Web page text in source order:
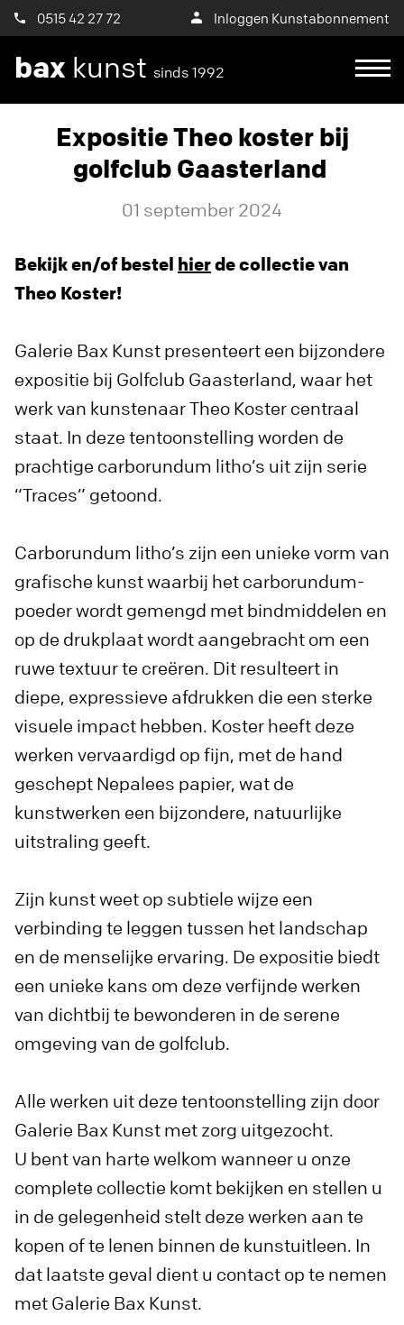
0515 42 27 72 Inloggen Kunstabonnement
bax kunst sinds 1992
Expositie Theo koster bij
golfclub Gaasterland
01 september 2024
Bekijk en/of bestel hierde collectie van
Theo Koster!
Galerie Bax Kunst presenteert een bijzondere
expositie bij Golfclub Gaasterland, waar het
werk van kunstenaar Theo Koster centraal
staat. In deze tentoonstelling worden de
prachtige carborundum litho’s uit zijn serie
“Traces” getoond.
Carborundum litho’s zijn een unieke vorm van
grafische kunst waarbij het carborundum-
poeder wordt gemengd met bindmiddelen en
op de drukplaat wordt aangebracht om een
ruwe textuur te creëren. Dit resulteert in
diepe, expressieve afdrukken die een sterke
visuele impact hebben. Koster heeft deze
werken vervaardigd op fijn, met de hand
geschept Nepalees papier, wat de
kunstwerken een bijzondere, natuurlijke
uitstraling geeft.
Zijn kunst weet op subtiele wijze een
verbinding te leggen tussen het landschap
en de menselijke ervaring. De expositie biedt
een unieke kans om deze verfijnde werken
van dichtbij te bewonderen in de serene
omgeving van de golfclub.
Alle werken uit deze tentoonstelling zijn door
Galerie Bax Kunst met zorg uitgezocht.
U bent van harte welkom wanneer u onze
complete collectie komt bekijken en stellen u
in de gelegenheid stelt deze werken aan te
kopen of te lenen binnen de kunstuitleen. In
dat laatste geval dient u contact op te nemen
met Galerie Bax Kunst.